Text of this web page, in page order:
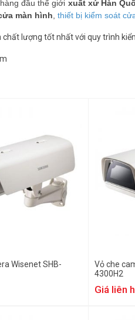
đầu thế giới xuất xứ Hàn
màn hình thiết bị kiểm soát
chất lượng tốt nhất với quy trình
Wisenet SHB-
Vỏ che
4300H2
Giá liên